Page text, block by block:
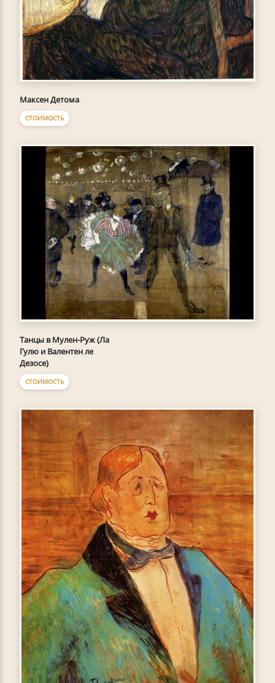
Максен Детома
СТОИМОСТЬ
Танцы в Мулен-Руж (Ла
Гулю и Валентен ле
Дезосе)
СТОИМОСТЬ